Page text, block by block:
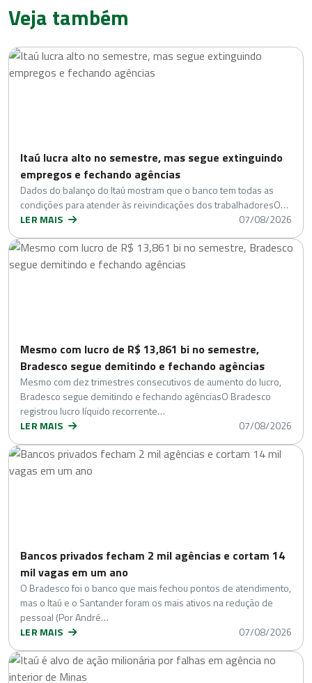
Veja também
Itaú lucra alto no semestre, mas segue extinguindo
empregos e fechando agências
Dados do balanço do Itaú mostram que o banco tem todas as
condições para atender às reivindicações dos trabalhadoresO…
LER MAIS
07/08/2026
Mesmo com lucro de R$ 13,861 bi no semestre,
Bradesco segue demitindo e fechando agências
Mesmo com dez trimestres consecutivos de aumento do lucro,
Bradesco segue demitindo e fechando agênciasO Bradesco
registrou lucro líquido recorrente…
LER MAIS
07/08/2026
Bancos privados fecham 2 mil agências e cortam 14
mil vagas em um ano
O Bradesco foi o banco que mais fechou pontos de atendimento,
mas o Itaú e o Santander foram os mais ativos na redução de
pessoal (Por André…
LER MAIS
07/08/2026